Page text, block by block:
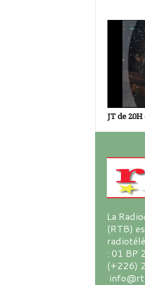
JT de 20H
La
(RTB)
: 01 BP
(+226)